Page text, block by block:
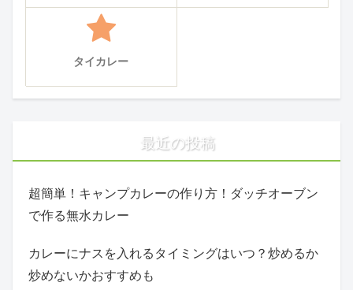
タイカレー
最近の投稿
超簡単！キャンプカレーの作り方！ダッチオーブン
で作る無水カレー
カレーにナスを入れるタイミングはいつ？炒めるか
炒めないかおすすめも